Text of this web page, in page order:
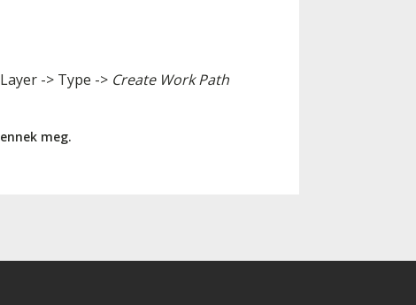
-> Type -> Create Work Path
meg.